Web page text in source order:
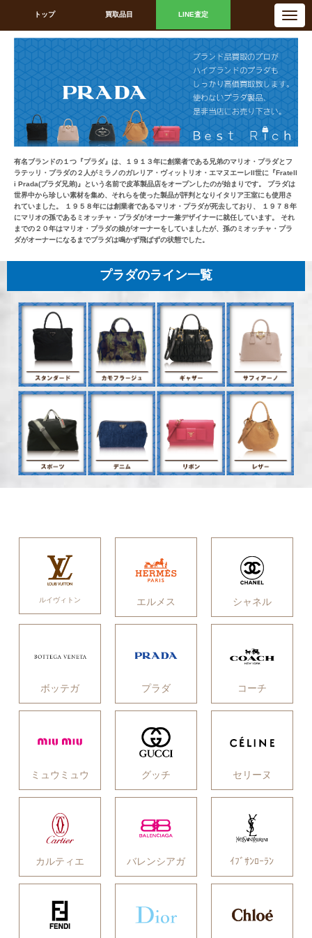
トップ 買取品目 LINE査定
N
a
v
i
g
o
n
有名ブランドの１つ『プラダ』は、１９１３年に創業者である兄弟のマリオ・プラダとフ
ラテッリ・プラダの２人がミラノのガレリア・ヴィットリオ・エマヌエーレII世に『Fratell
i Prada(プラダ兄弟)』という名前で皮革製品店をオープンしたのが始まりです。 プラダは
世界中から珍しい素材を集め、それらを使った製品が評判となりイタリア王室にも使用さ
れていました。 １９５８年には創業者であるマリオ・プラダが死去しており、 １９７８年
にマリオの孫であるミオッチャ・プラダがオーナー兼デザイナーに就任しています。 それ
までの２０年はマリオ・プラダの娘がオーナーをしていましたが、孫のミオッチャ・プラ
ダがオーナーになるまでプラダは鳴かず飛ばずの状態でした。
プラダのライン一覧
ルイヴィトン エルメス シャネル
ボッテガ プラダ コーチ
ミュウミュウ グッチ セリーヌ
カルティエ バレンシアガ ｲﾌﾞｻﾝﾛｰﾗﾝ